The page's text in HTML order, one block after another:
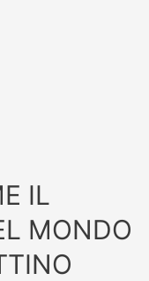
IL
MONDO